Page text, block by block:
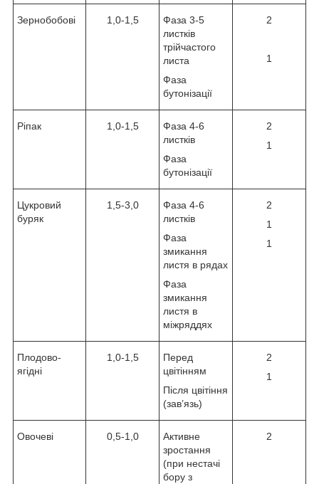
Зернобобові 1,0-1,5
Фаза 3-5
листків
трійчастого
листа
Фаза
бутонізації
2
1
Ріпак 1,0-1,5
Фаза 4-6
листків
Фаза
бутонізації
2
1
Цукровий
буряк
1,5-3,0
Фаза 4-6
листків
Фаза
змикання
листя в рядах
Фаза
змикання
листя в
міжряддях
2
1
1
Плодово-
ягідні
1,0-1,5
Перед
цвітінням
Після цвітіння
(зав’язь)
2
1
Овочеві 0,5-1,0
Активне
зростання
(при нестачі
бору з
2